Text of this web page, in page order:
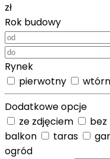
zł
Rok budowy
Rynek
pierwotny
Dodatkowe opcje
ze zdjęciem
bez
balkon
taras
ogród